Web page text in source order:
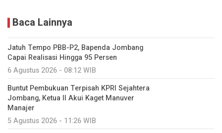
Baca Lainnya
Jatuh Tempo PBB-P2, Bapenda Jombang
Capai Realisasi Hingga 95 Persen
6 Agustus 2026 - 08:12 WIB
Buntut Pembukuan Terpisah KPRI Sejahtera
Jombang, Ketua II Akui Kaget Manuver
Manajer
5 Agustus 2026 - 11:26 WIB